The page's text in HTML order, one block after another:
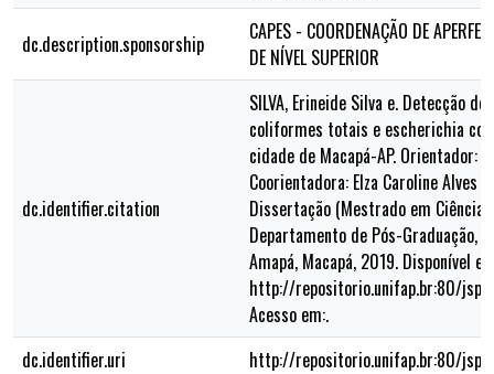
dc.description.sponsorship
CAPES - COORDENAÇÃO DE
DE NÍVEL SUPERIOR
dc.identifier.citation
SILVA, Erineide Silva e. Detecção
coliformes totais e escherichia coli
cidade de Macapá-AP. Orientador:
Coorientadora: Elza Caroline Alves
Dissertação (Mestrado em
Departamento de Pós-Graduação,
Amapá, Macapá, 2019. Disponível
http://repositorio.unifap.br:80/
Acesso em:.
dc.identifier.uri
http://repositorio.unifap.br:80/